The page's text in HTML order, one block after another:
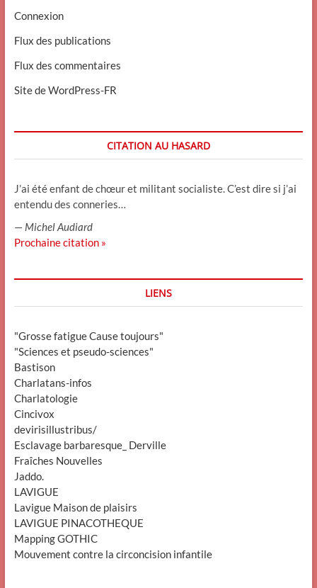
Connexion
Flux des publications
Flux des commentaires
Site de WordPress-FR
CITATION AU HASARD
J’ai été enfant de chœur et militant socialiste. C’est dire si j’ai
entendu des conneries…
— Michel Audiard
Prochaine citation »
LIENS
"Grosse fatigue Cause toujours"
"Sciences et pseudo-sciences"
Bastison
Charlatans-infos
Charlatologie
Cincivox
devirisillustribus/
Esclavage barbaresque_ Derville
Fraîches Nouvelles
Jaddo.
LAVIGUE
Lavigue Maison de plaisirs
LAVIGUE PINACOTHEQUE
Mapping GOTHIC
Mouvement contre la circoncision infantile